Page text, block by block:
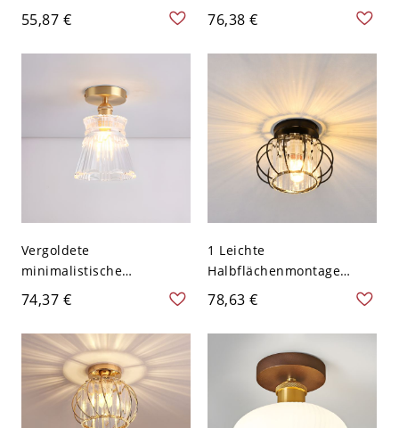
Schwarzmetall & Messing
für Flur oder Küche -
110V-120V 25,4 cm Latern
55,87 €
geometrische Zen-Leuchte
mit mattiertem
Glasschirm - 110V-120V
76,38 €
Vergoldete
minimalistische
halbflächenbündige
Deckenleuchte, 1 Licht,
LED/Glühlampe/Fluoresze
nz mit Glasschirm für den
Wohnbereich, 110V-120V,
Laterne
74,37 €
1 Leichte
Halbflächenmontage
Schwarze Deckenleuchte
Angepasst für E26/E27
LED/Glühlampe/Leuchtsto
fflampe mit
Transparentem
Felsenkristall-
Lampenschirm im
78,63 €